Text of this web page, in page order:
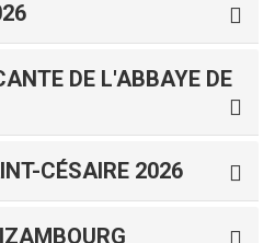
DE L'ABBAYE DE
CÉSAIRE 2026